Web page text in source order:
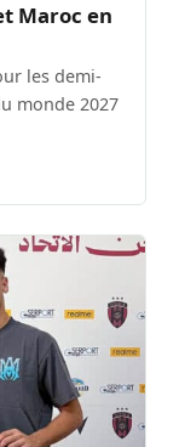
Maroc en
les demi-
monde 2027